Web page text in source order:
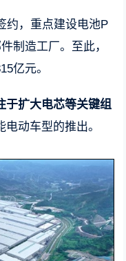
约，重点建设电池P
制造工厂。至此，
亿元。
于扩大电芯等关键组
动车型的推出。